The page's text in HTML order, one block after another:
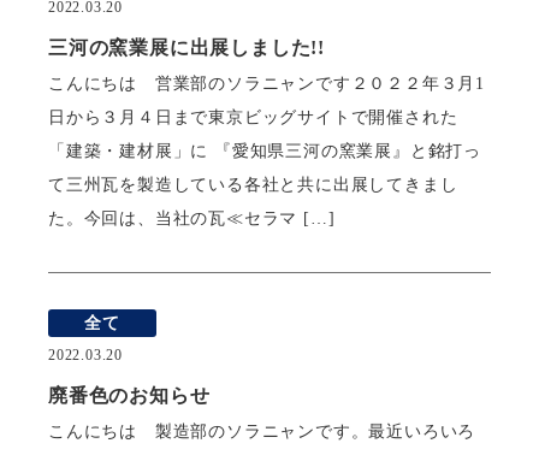
2022.03.20
三河の窯業展に出展しました!!
こんにちは 営業部のソラニャンです２０２２年３月1
日から３月４日まで東京ビッグサイトで開催された
「建築・建材展」に 『愛知県三河の窯業展』と銘打っ
て三州瓦を製造している各社と共に出展してきまし
た。今回は、当社の瓦≪セラマ […]
全て
2022.03.20
廃番色のお知らせ
こんにちは 製造部のソラニャンです。最近いろいろ